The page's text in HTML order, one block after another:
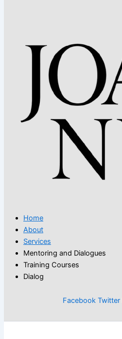
Home
About
Services
Mentoring and Dialogues
Training Courses
Dialog
Facebook Twitter